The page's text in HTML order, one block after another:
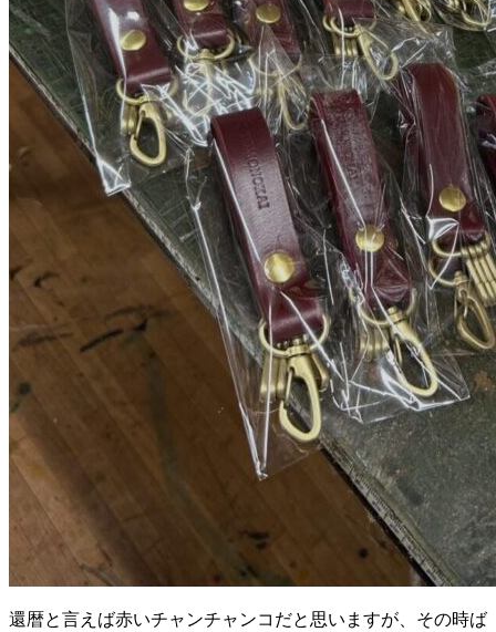
還暦と言えば赤いチャンチャンコだと思いますが、その時ば